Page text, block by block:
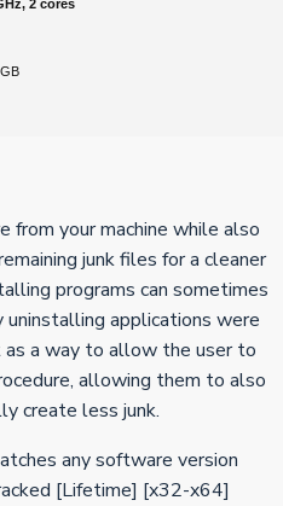
2 cores
your machine while also
junk files for a cleaner
programs can sometimes
uninstalling applications were
a way to allow the user to
allowing them to also
create less junk.
any software version
[Lifetime] [x32-x64]